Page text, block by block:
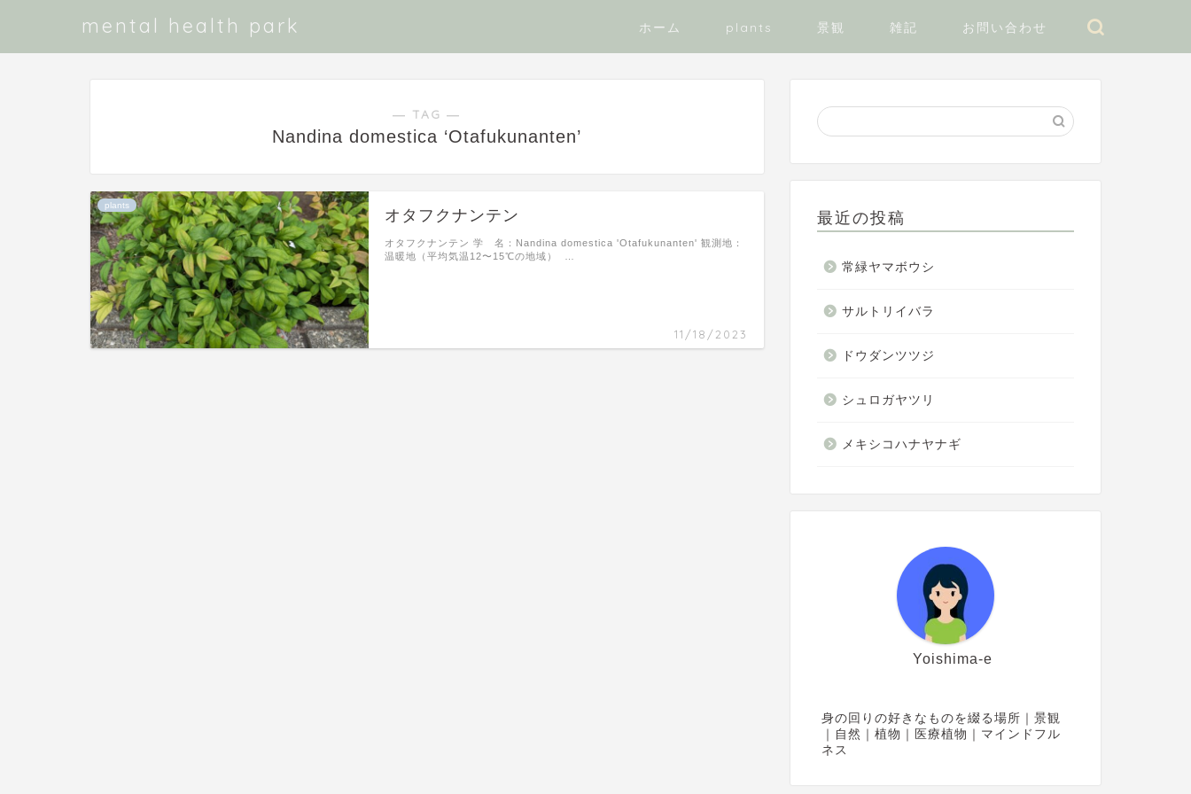
mental health park ホーム plants 景観 雑記 お問い合わせ
― TAG ―
Nandina domestica ‘Otafukunanten’
plants
オタフクナンテン
11/18/2023
オタフクナンテン 学 名：Nandina domestica 'Otafukunanten' 観測地：
温暖地（平均気温12〜15℃の地域） …
最近の投稿
常緑ヤマボウシ
サルトリイバラ
ドウダンツツジ
シュロガヤツリ
メキシコハナヤナギ
Yoishima-e
身の回りの好きなものを綴る場所｜景観
｜自然｜植物｜医療植物｜マインドフル
ネス